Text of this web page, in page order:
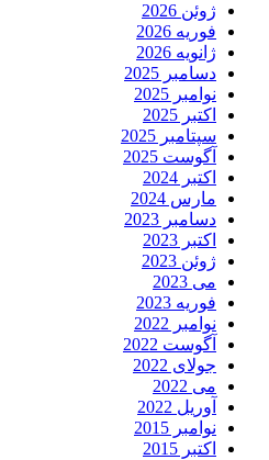
ژوئن 2026
فوریه 2026
ژانویه 2026
دسامبر 2025
نوامبر 2025
اکتبر 2025
سپتامبر 2025
آگوست 2025
اکتبر 2024
مارس 2024
دسامبر 2023
اکتبر 2023
ژوئن 2023
می 2023
فوریه 2023
نوامبر 2022
آگوست 2022
جولای 2022
می 2022
آوریل 2022
نوامبر 2015
اکتبر 2015